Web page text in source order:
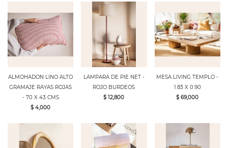
ALMOHADON LINO ALTO
GRAMAJE RAYAS ROJAS
- 70 X 43 CMS
$ 4,000
LAMPARA DE PIE NET -
ROJO BURDEOS
$ 12,800
MESA LIVING TEMPLO -
1.83 X 0.90
$ 69,000